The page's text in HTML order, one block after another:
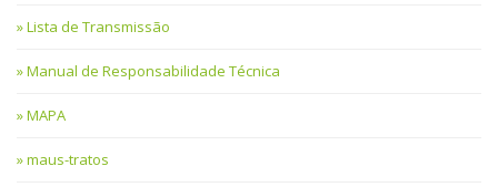
Lista de Transmissão
Manual de Responsabilidade Técnica
MAPA
maus-tratos